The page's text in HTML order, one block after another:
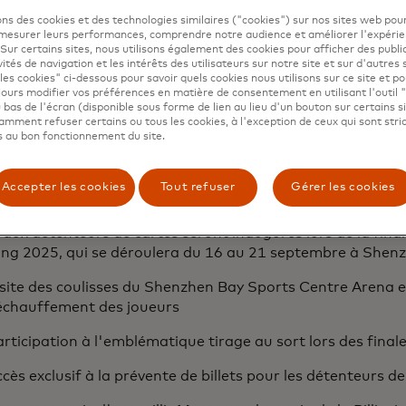
à ce partenariat, Mastercard offrira aux fans une gamme
conçues pour les rapprocher du sport qu'ils
détenteurs de cartes seront inaugurés lors de la
2025, qui se déroulera du 16 au 21 septembre à
des coulisses du Shenzhen Bay Sports Centre Arena
des joueurs
à l'emblématique tirage au sort lors des
exclusif à la prévente de billets pour les détenteurs
des cookies et des technologies similaires ("cookies") sur nos sites web
leurs performances, comprendre notre audience et améliorer
certains sites, nous utilisons également des cookies pour afficher des
de navigation et les intérêts des utilisateurs sur notre site et sur d'autres
cookies" ci-dessous pour savoir quels cookies nous utilisons sur ce site et
modifier vos préférences en matière de consentement en utilisant l'outil
bas de l'écran (disponible sous forme de lien au lieu d'un bouton sur certains
refuser certains ou tous les cookies, à l'exception de ceux qui sont
au bon fonctionnement du site.
Accepter les cookies Tout refuser Gérer les cookies